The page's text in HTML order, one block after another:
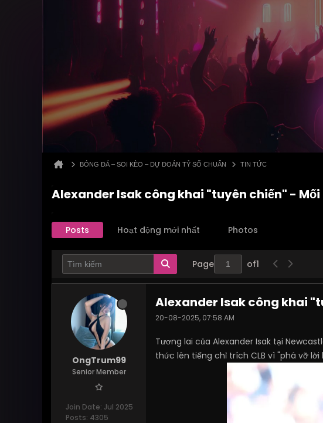
BÓNG ĐÁ – SOI KÈO – DỰ ĐOÁN TỶ SỐ CHUẨN TIN TỨC
Alexander Isak công khai "tuyên chiến" -
Posts Hoạt động mới nhất Photos
Page of1
OngTrum99
Senior Member
Join Date: Jul 2025
Posts: 4305
Alexander Isak công khai
20-08-2025, 07:58 AM
Tương lai của Alexander Isak tại
thức lên tiếng chỉ trích CLB vì "phá vỡ